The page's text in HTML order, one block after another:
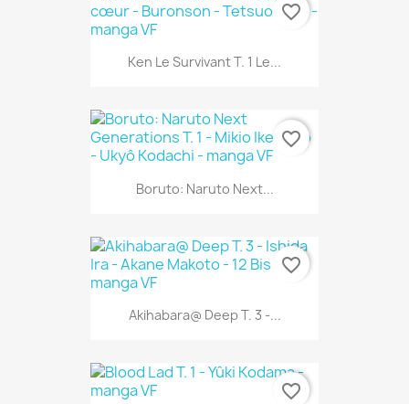
Ken Le Survivant T. 1 Le...
favorite_border
Boruto: Naruto Next...
favorite_border
Akihabara@ Deep T. 3 -...
favorite_border
favorite_border